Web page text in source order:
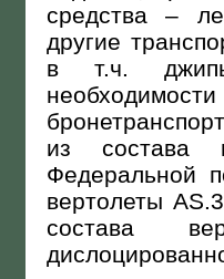
средства –
другие
в т.ч.
из состава
Федеральной
вертолеты AS
состава